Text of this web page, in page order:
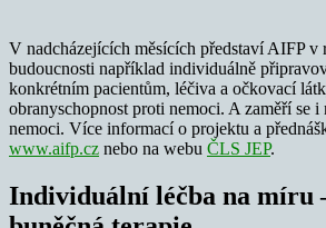
V nadcházejících měsících představí AIFP v
budoucnosti například individuálně
konkrétním pacientům, léčiva a očkovací
obranyschopnost proti nemoci. A zaměří se i
nemoci. Více informací o projektu a
www.aifp.cz nebo na webu ČLS JEP.
Individuální léčba na míru